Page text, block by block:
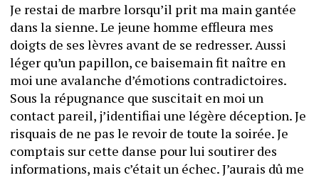
Je restai de marbre lorsqu’il prit ma main gantée
dans la sienne. Le jeune homme effleura mes
doigts de ses lèvres avant de se redresser. Aussi
léger qu’un papillon, ce baisemain fit naître en
moi une avalanche d’émotions contradictoires.
Sous la répugnance que suscitait en moi un
contact pareil, j’identifiai une légère déception. Je
risquais de ne pas le revoir de toute la soirée. Je
comptais sur cette danse pour lui soutirer des
informations, mais c’était un échec. J’aurais dû me